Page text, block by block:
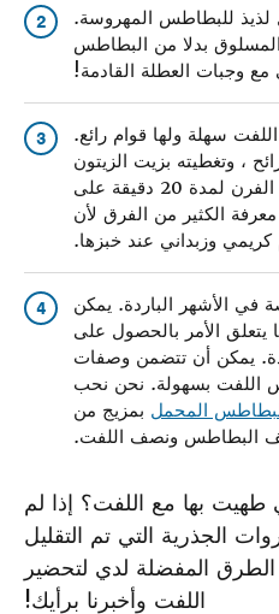
2
لذيذ للبطاطس المهروسة.
بدلا من البطاطس
وجبات العطلة القادمة!
3
سهلة ولها قوام رائع.
، وتغطيته بزيت الزيتون
والملح والفلفل ، وأخبز في الفرن لمدة 20 دقيقة على
معرفة الكثير من الفرق لأن
وزبداني عند خبزها.
4
في الأشهر الباردة. يمكن
يتعلق الأمر بالحصول على
يمكن أن تتضمن وصفات
اللفت بسهولة. نحن نحب
المحمل بمزيج من
البطاطس ونصف اللفت.
بها مع اللفت؟ إذا لم
الجذرية التي تم التقليل
المفضلة لدي لتحضير
اللفت وأخبرنا برأيك!